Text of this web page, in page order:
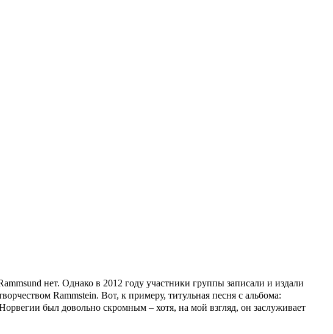
нет. Однако в 2012 году участники группы записали и издали
Rammstein. Вот, к примеру, титульная песня с альбома:
был довольно скромным – хотя, на мой взгляд, он заслуживает